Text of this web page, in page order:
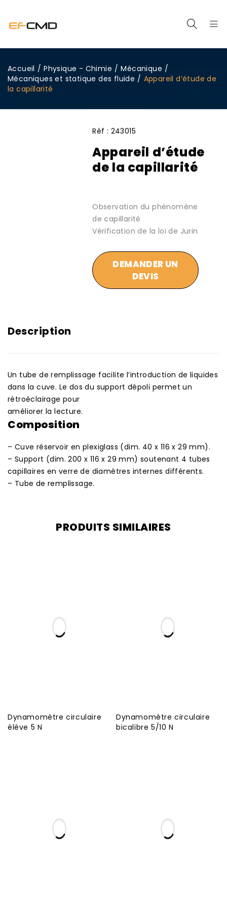
Accueil / Physique - Chimie / Mécanique /
Mécaniques et statique des fluide / Appareil d’étude de
la capillarité
Réf : 243015
Appareil d’étude
de la capillarité
Observation du phénomène
de capillarité
Vérification de la loi de Jurin
DEMANDER UN
DEVIS
Description
Un tube de remplissage facilite l’introduction de liquides
dans la cuve. Le dos du support dépoli permet un
rétroéclairage pour
améliorer la lecture.
Composition
– Cuve réservoir en plexiglass (dim. 40 x 116 x 29 mm).
– Support (dim. 200 x 116 x 29 mm) soutenant 4 tubes
capillaires en verre de diamètres internes différents.
– Tube de remplissage.
PRODUITS SIMILAIRES
Dynamomètre circulaire
élève 5 N
Dynamomètre circulaire
bicalibre 5/10 N